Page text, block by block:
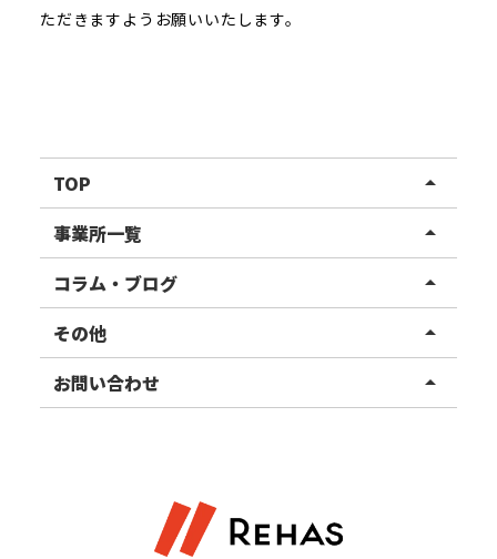
ただきますようお願いいたします。
TOP arrow_drop_up
リハスワーク
リハスファーム
事業所一覧 arrow_drop_up
関東エリア
東北エリア
甲信越エリア
コラム・ブログ arrow_drop_up
事業所ブログ
ご利用者様の声
その他 arrow_drop_up
お知らせ
お問い合わせ arrow_drop_up